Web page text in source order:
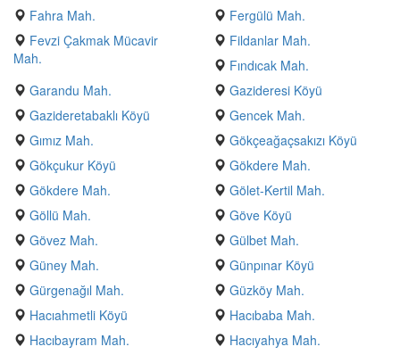
Fahra Mah.
Fergülü Mah.
Fevzi Çakmak Mücavir
Mah.
Fildanlar Mah.
Fındıcak Mah.
Garandu Mah.
Gazideresi Köyü
Gazideretabaklı Köyü
Gencek Mah.
Gımız Mah.
Gökçeağaçsakızı Köyü
Gökçukur Köyü
Gökdere Mah.
Gökdere Mah.
Gölet-Kertil Mah.
Göllü Mah.
Göve Köyü
Gövez Mah.
Gülbet Mah.
Güney Mah.
Günpınar Köyü
Gürgenağıl Mah.
Güzköy Mah.
Hacıahmetli Köyü
Hacıbaba Mah.
Hacıbayram Mah.
Hacıyahya Mah.